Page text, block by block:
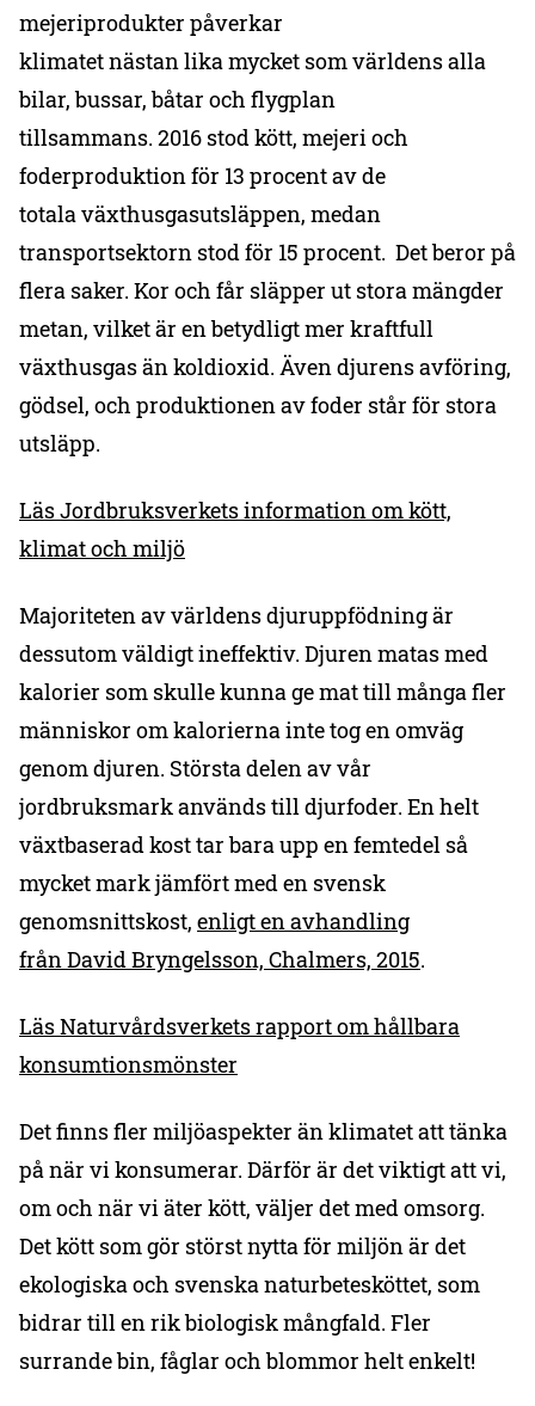
mejeriprodukter påverkar
klimatet nästan lika mycket som världens alla
bilar, bussar, båtar och flygplan
tillsammans. 2016 stod kött, mejeri och
foderproduktion för 13 procent av de
totala växthusgasutsläppen, medan
transportsektorn stod för 15 procent. Det beror på
flera saker. Kor och får släpper ut stora mängder
metan, vilket är en betydligt mer kraftfull
växthusgas än koldioxid. Även djurens avföring,
gödsel, och produktionen av foder står för stora
utsläpp.
Läs Jordbruksverkets information om kött,
klimat och miljö
Majoriteten av världens djuruppfödning är
dessutom väldigt ineffektiv. Djuren matas med
kalorier som skulle kunna ge mat till många fler
människor om kalorierna inte tog en omväg
genom djuren. Största delen av vår
jordbruksmark används till djurfoder. En helt
växtbaserad kost tar bara upp en femtedel så
mycket mark jämfört med en svensk
genomsnittskost, enligt en avhandling
från David Bryngelsson, Chalmers, 2015.
Läs Naturvårdsverkets rapport om hållbara
konsumtionsmönster
Det finns fler miljöaspekter än klimatet att tänka
på när vi konsumerar. Därför är det viktigt att vi,
om och när vi äter kött, väljer det med omsorg.
Det kött som gör störst nytta för miljön är det
ekologiska och svenska naturbetesköttet, som
bidrar till en rik biologisk mångfald. Fler
surrande bin, fåglar och blommor helt enkelt!